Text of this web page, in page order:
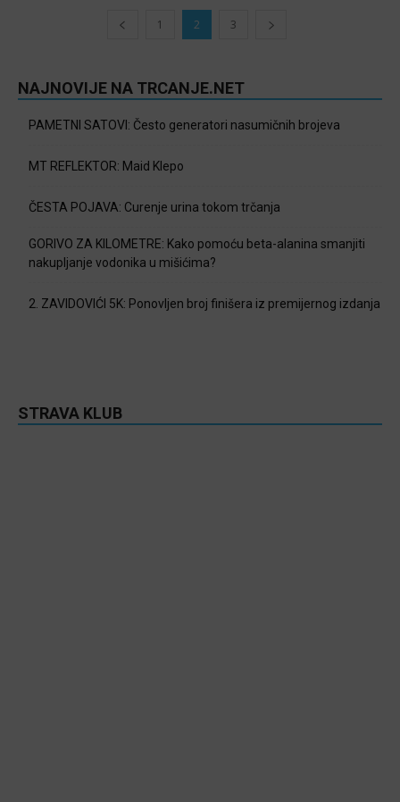
1 2 3
NAJNOVIJE NA TRCANJE.NET
PAMETNI SATOVI: Često generatori nasumičnih brojeva
MT REFLEKTOR: Maid Klepo
ČESTA POJAVA: Curenje urina tokom trčanja
GORIVO ZA KILOMETRE: Kako pomoću beta-alanina smanjiti
nakupljanje vodonika u mišićima?
2. ZAVIDOVIĆI 5K: Ponovljen broj finišera iz premijernog izdanja
STRAVA KLUB